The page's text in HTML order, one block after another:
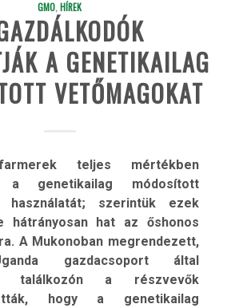
GMO,HÍREK
A GENETIKAILAG
VETŐMAGOKAT
teljes mértékben
a genetikailag módosított
használatát; szerintük ezek
hátrányosan hat az őshonos
A Mukonoban megrendezett,
gazdacsoport által
találkozón a részvevők
hogy a genetikailag